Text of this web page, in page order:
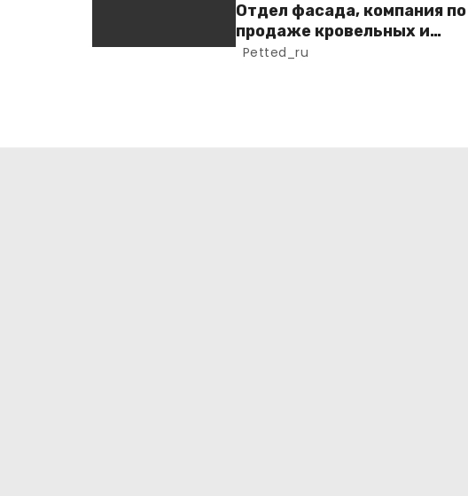
Отдел фасада, компания по
продаже кровельных и
фасадных материалов
Petted_ru